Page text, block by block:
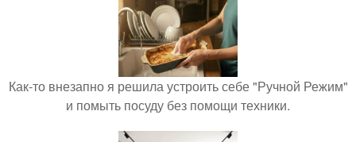
Как-то внезапно я решила устроить себе "Ручной Режим"
и помыть посуду без помощи техники.